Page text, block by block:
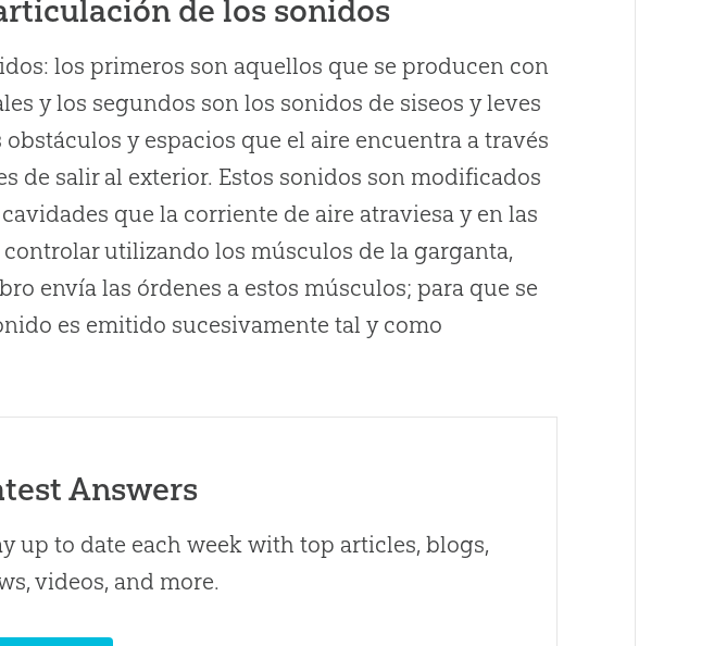
de los sonidos
los primeros son aquellos que se producen con
y los segundos son los sonidos de siseos y leves
y espacios que el aire encuentra a través
de salir al exterior. Estos sonidos son modificados
que la corriente de aire atraviesa y en las
utilizando los músculos de la garganta,
envía las órdenes a estos músculos; para que se
es emitido sucesivamente tal y como
Answers
up to date each week with top articles, blogs,
videos, and more.